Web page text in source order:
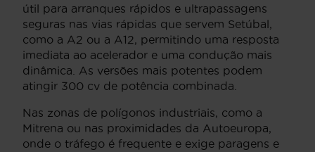
útil para arranques rápidos e ultrapassagens
seguras nas vias rápidas que servem Setúbal,
como a A2 ou a A12, permitindo uma resposta
imediata ao acelerador e uma condução mais
dinâmica. As versões mais potentes podem
atingir 300 cv de potência combinada.
Nas zonas de polígonos industriais, como a
Mitrena ou nas proximidades da Autoeuropa,
onde o tráfego é frequente e exige paragens e